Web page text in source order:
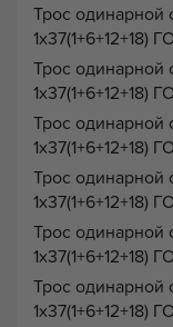
Трос одинарной
1х37(1+6+12+18)
Трос одинарной
1х37(1+6+12+18)
Трос одинарной
1х37(1+6+12+18)
Трос одинарной
1х37(1+6+12+18)
Трос
1х37(1+6+12+18)
Трос одинарной
1х37(1+6+12+18)